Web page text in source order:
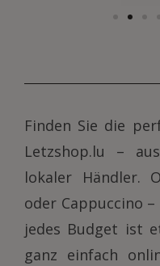
Finden Sie die
Letzshop.lu –
lokaler Händler.
oder Cappuccino
jedes Budget ist
ganz einfach